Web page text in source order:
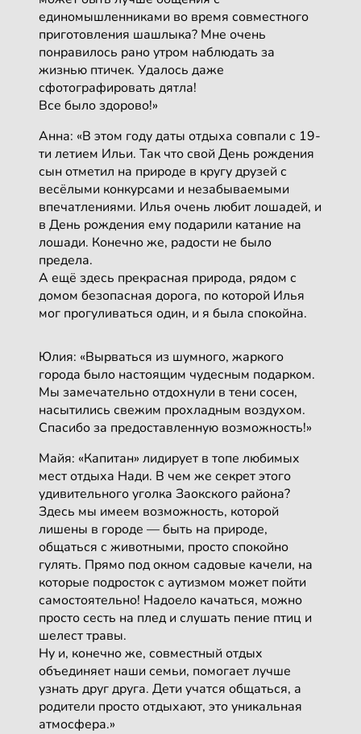
единомышленниками во время совместного
приготовления шашлыка? Мне очень
понравилось рано утром наблюдать за
жизнью птичек. Удалось даже
сфотографировать дятла!
Все было здорово!»
Анна: «В этом году даты отдыха совпали с 19-
ти летием Ильи. Так что свой День рождения
сын отметил на природе в кругу друзей с
весёлыми конкурсами и незабываемыми
впечатлениями. Илья очень любит лошадей, и
в День рождения ему подарили катание на
лошади. Конечно же, радости не было
предела.
А ещё здесь прекрасная природа, рядом с
домом безопасная дорога, по которой Илья
мог прогуливаться один, и я была спокойна.
Юлия: «Вырваться из шумного, жаркого
города было настоящим чудесным подарком.
Мы замечательно отдохнули в тени сосен,
насытились свежим прохладным воздухом.
Спасибо за предоставленную возможность!»
Майя: «Капитан» лидирует в топе любимых
мест отдыха Нади. В чем же секрет этого
удивительного уголка Заокского района?
Здесь мы имеем возможность, которой
лишены в городе — быть на природе,
общаться с животными, просто спокойно
гулять. Прямо под окном садовые качели, на
которые подросток с аутизмом может пойти
самостоятельно! Надоело качаться, можно
просто сесть на плед и слушать пение птиц и
шелест травы.
Ну и, конечно же, совместный отдых
объединяет наши семьи, помогает лучше
узнать друг друга. Дети учатся общаться, а
родители просто отдыхают, это уникальная
атмосфера.»